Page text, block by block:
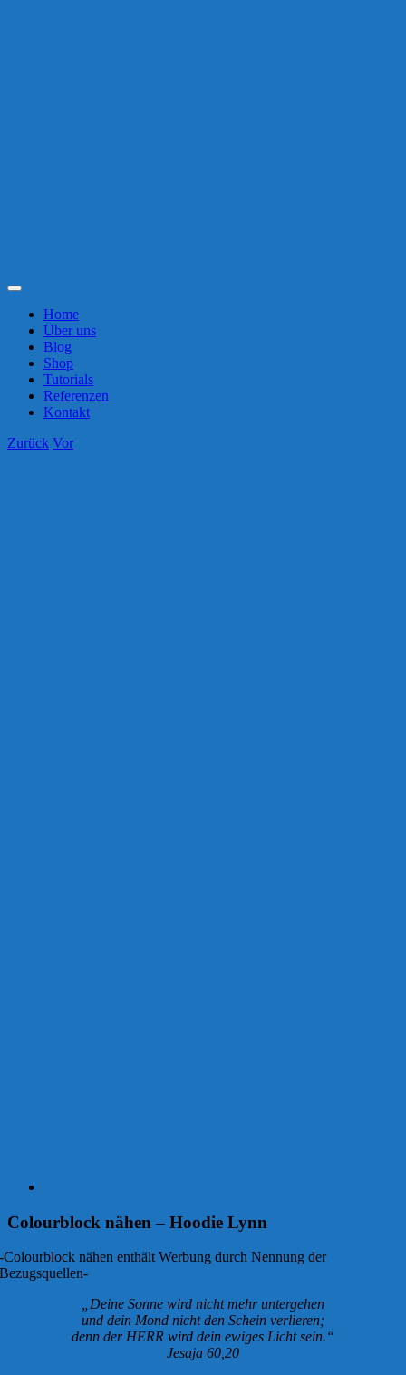
Toggle
NavigationHome
Über uns
Blog
Shop
Tutorials
Referenzen
Kontakt
Zurück Vor
Colourblock nähen – Hoodie Lynn
-Colourblock nähen enthält Werbung durch Nennung der
Bezugsquellen-
„Deine Sonne wird nicht mehr untergehen
und dein Mond nicht den Schein verlieren;
denn der HERR wird dein ewiges Licht sein.“
Jesaja 60,20